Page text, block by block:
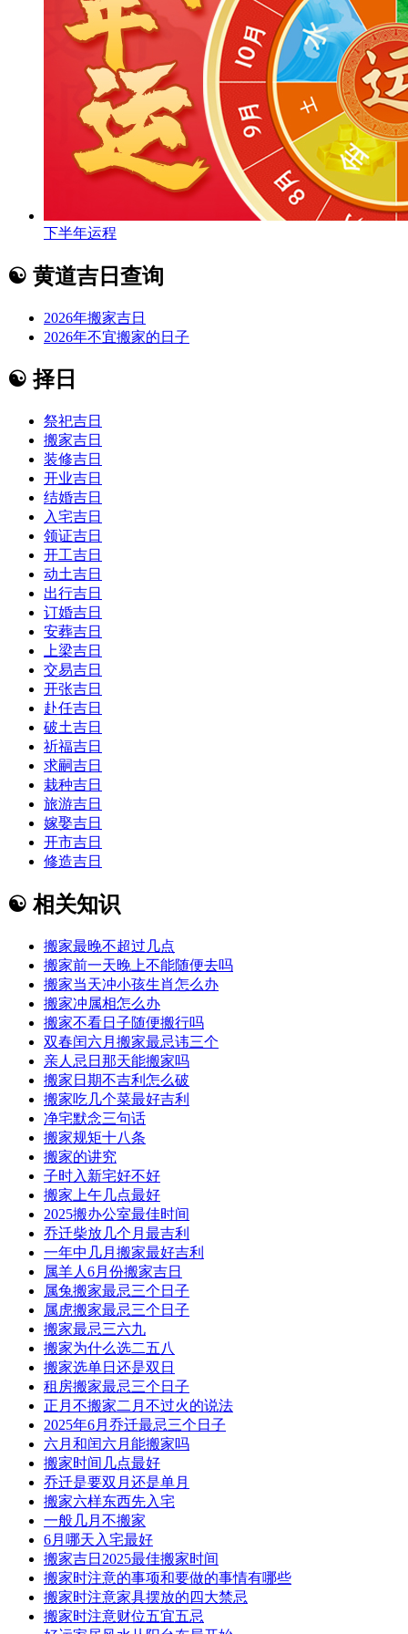
下半年运程
☯ 黄道吉日查询
2026年搬家吉日
2026年不宜搬家的日子
☯ 择日
祭祀吉日
搬家吉日
装修吉日
开业吉日
结婚吉日
入宅吉日
领证吉日
开工吉日
动土吉日
出行吉日
订婚吉日
安葬吉日
上梁吉日
交易吉日
开张吉日
赴任吉日
破土吉日
祈福吉日
求嗣吉日
栽种吉日
旅游吉日
嫁娶吉日
开市吉日
修造吉日
☯ 相关知识
搬家最晚不超过几点
搬家前一天晚上不能随便去吗
搬家当天冲小孩生肖怎么办
搬家冲属相怎么办
搬家不看日子随便搬行吗
双春闰六月搬家最忌讳三个
亲人忌日那天能搬家吗
搬家日期不吉利怎么破
搬家吃几个菜最好吉利
净宅默念三句话
搬家规矩十八条
搬家的讲究
子时入新宅好不好
搬家上午几点最好
2025搬办公室最佳时间
乔迁柴放几个月最吉利
一年中几月搬家最好吉利
属羊人6月份搬家吉日
属兔搬家最忌三个日子
属虎搬家最忌三个日子
搬家最忌三六九
搬家为什么选二五八
搬家选单日还是双日
租房搬家最忌三个日子
正月不搬家二月不过火的说法
2025年6月乔迁最忌三个日子
六月和闰六月能搬家吗
搬家时间几点最好
乔迁是要双月还是单月
搬家六样东西先入宅
一般几月不搬家
6月哪天入宅最好
搬家吉日2025最佳搬家时间
搬家时注意的事项和要做的事情有哪些
搬家时注意家具摆放的四大禁忌
搬家时注意财位五宜五忌